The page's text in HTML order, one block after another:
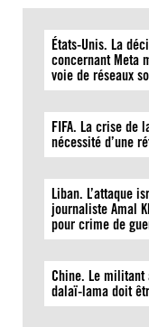
États-Unis. La
concernant Meta
voie de réseaux
FIFA. La crise de
nécessité d’une
Liban. L’attaque
journaliste Amal
pour crime de
Chine. Le militant
dalaï-lama doit